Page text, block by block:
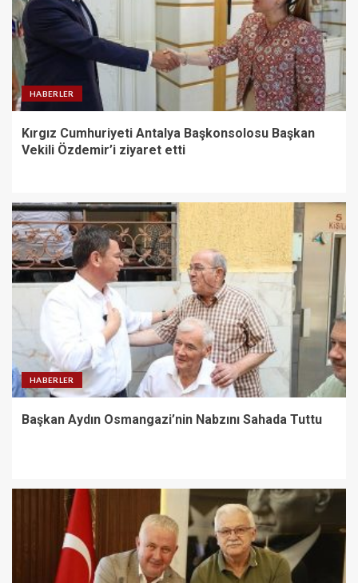
HABERLER
Kırgız Cumhuriyeti Antalya Başkonsolosu Başkan
Vekili Özdemir’i ziyaret etti
HABERLER
Başkan Aydın Osmangazi’nin Nabzını Sahada Tuttu